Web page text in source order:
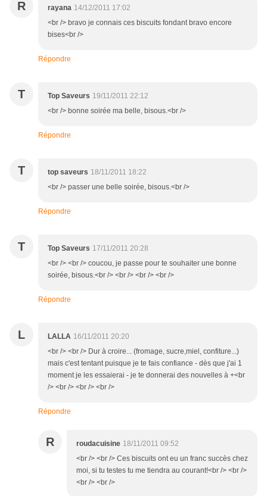
R rayana 14/12/2011 17:02
<br /> bravo je connais ces biscuits fondant bravo encore
bises<br />
Répondre
T Top Saveurs 19/11/2011 22:12
<br /> bonne soirée ma belle, bisous.<br />
Répondre
T top saveurs 18/11/2011 18:22
<br /> passer une belle soirée, bisous.<br />
Répondre
T Top Saveurs 17/11/2011 20:28
<br /> <br /> coucou, je passe pour te souhaiter une bonne
soirée, bisous.<br /> <br /> <br /> <br />
Répondre
L LALLA 16/11/2011 20:20
<br /> <br /> Dur à croire... (fromage, sucre,miel, confiture...)
mais c'est tentant puisque je te fais confiance - dès que j'ai 1
moment je les essaierai - je te donnerai des nouvelles à +<br
/> <br /> <br /> <br />
Répondre
R roudacuisine 18/11/2011 09:52
<br /> <br /> Ces biscuits ont eu un franc succès chez
moi, si tu testes tu me tiendra au courant!<br /> <br />
<br /> <br />